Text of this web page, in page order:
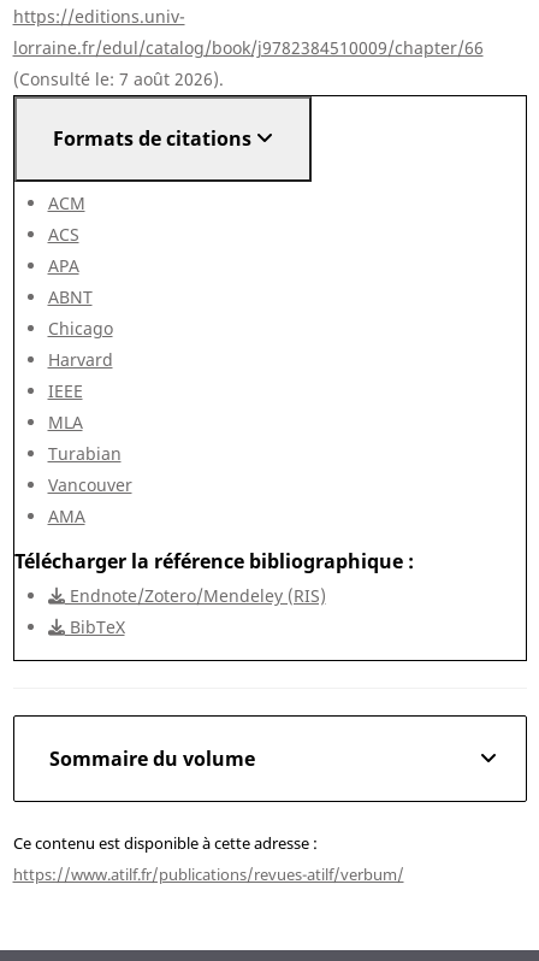
https://editions.univ-
lorraine.fr/edul/catalog/book/j9782384510009/chapter/66
(Consulté le: 7 août 2026).
Formats de citations
ACM
ACS
APA
ABNT
Chicago
Harvard
IEEE
MLA
Turabian
Vancouver
AMA
Télécharger la référence bibliographique
Endnote/Zotero/Mendeley (RIS)
BibTeX
Sommaire du volume
Ce contenu est disponible à cette adresse :
https://www.atilf.fr/publications/revues-atilf/verbum/